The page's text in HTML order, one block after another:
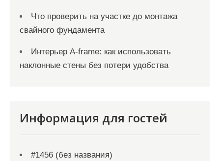
Что проверить на участке до монтажа
свайного фундамента
Интерьер A-frame: как использовать
наклонные стены без потери удобства
Информация для гостей
#1456 (без названия)